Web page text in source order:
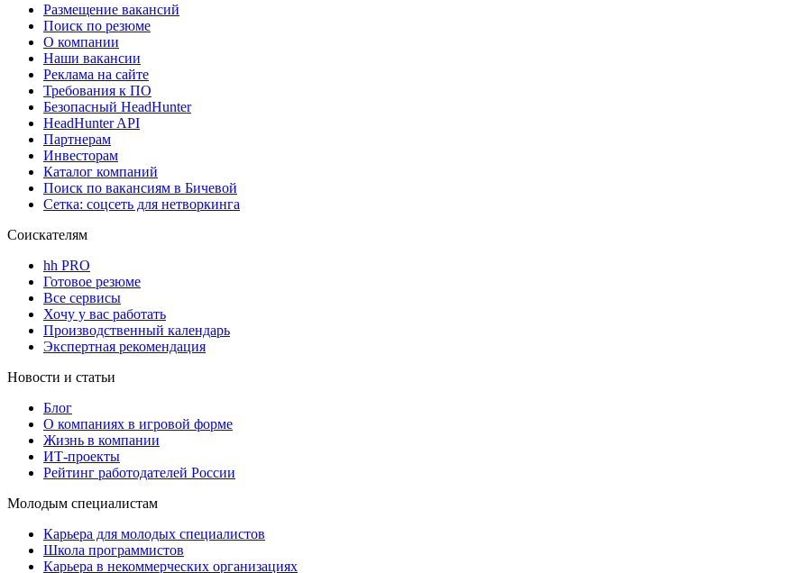
Размещение вакансий
Поиск по резюме
О компании
Наши вакансии
Реклама на сайте
Требования к ПО
Безопасный HeadHunter
HeadHunter API
Партнерам
Инвесторам
Каталог компаний
Поиск по вакансиям в Бичевой
Сетка: соцсеть для нетворкинга
Соискателям
hh PRO
Готовое резюме
Все сервисы
Хочу у вас работать
Производственный календарь
Экспертная рекомендация
Новости и статьи
Блог
О компаниях в игровой форме
Жизнь в компании
ИТ-проекты
Рейтинг работодателей России
Молодым специалистам
Карьера для молодых специалистов
Школа программистов
Карьера в некоммерческих организациях